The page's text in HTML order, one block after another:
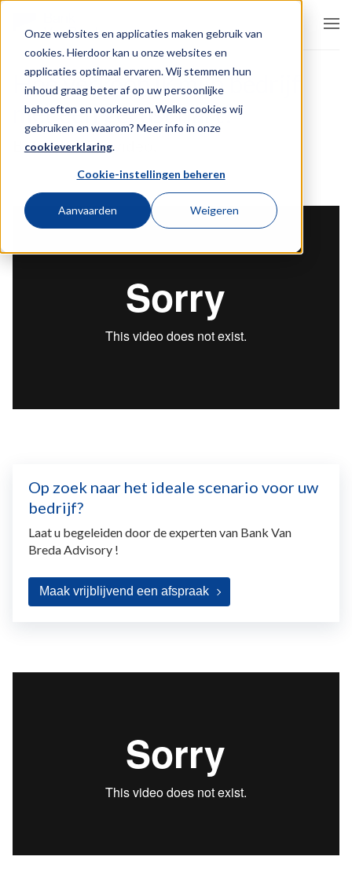
Onze websites en applicaties maken gebruik van
cookies. Hierdoor kan u onze websites en
applicaties optimaal ervaren. Wij stemmen hun
inhoud graag beter af op uw persoonlijke
behoeften en voorkeuren. Welke cookies wij
gebruiken en waarom? Meer info in onze
cookieverklaring.
Cookie-instellingen beheren
Aanvaarden Weigeren
Hoe verkoop ik mijn bedrijf
met een gerust hart?
Bekijk hier de video.
Op zoek naar het ideale scenario voor uw
bedrijf?
Laat u begeleiden door de experten van Bank Van
Breda Advisory !
Maak vrijblijvend een afspraak